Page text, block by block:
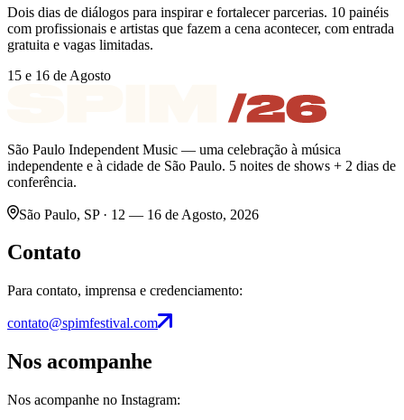
Dois dias de diálogos para inspirar e fortalecer parcerias. 10 painéis
com profissionais e artistas que fazem a cena acontecer, com entrada
gratuita e vagas limitadas.
15 e 16 de Agosto
São Paulo Independent Music — uma celebração à música
independente e à cidade de São Paulo. 5 noites de shows + 2 dias de
conferência.
São Paulo, SP · 12 — 16 de Agosto, 2026
Contato
Para contato, imprensa e credenciamento:
contato@spimfestival.com
Nos acompanhe
Nos acompanhe no Instagram: